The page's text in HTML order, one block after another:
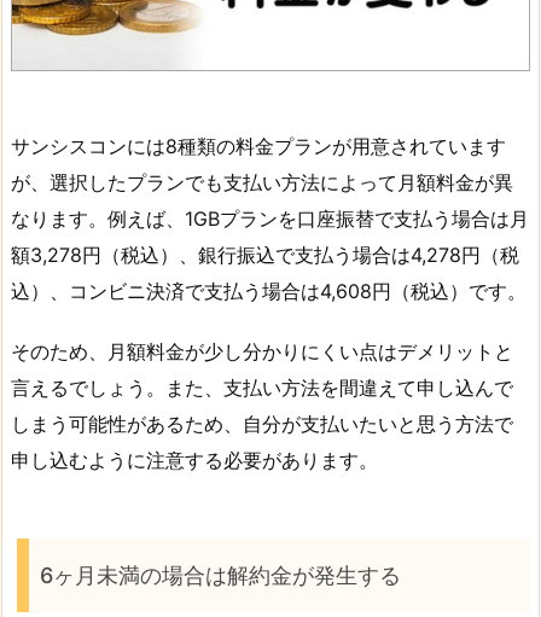
サンシスコンには8種類の料金プランが用意されています
が、選択したプランでも支払い方法によって月額料金が異
なります。例えば、1GBプランを口座振替で支払う場合は月
額3,278円（税込）、銀行振込で支払う場合は4,278円（税
込）、コンビニ決済で支払う場合は4,608円（税込）です。
そのため、月額料金が少し分かりにくい点はデメリットと
言えるでしょう。また、支払い方法を間違えて申し込んで
しまう可能性があるため、自分が支払いたいと思う方法で
申し込むように注意する必要があります。
6ヶ月未満の場合は解約金が発生する